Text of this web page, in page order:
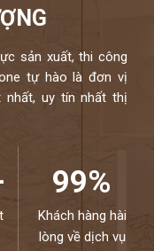
sản xuất, thi công
tự hào là đơn vị
nhất, uy tín nhất thị
99%
Khách hàng hài
lòng về dịch vụ